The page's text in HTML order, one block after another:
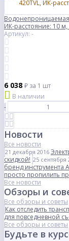
Водонепроницаемая
ИК-расстояние: 10
Артикул: -
6 038 ₽ за 1 шт
В наличии
-
Новости
Все новости
21 декабря 2016
скидкой! 25 сентября
бренд инструмента
просто пропилить
Все новости
Обзоры и
Все обзоры и советы
Как отследить
для повседневной
Все обзоры и советы
Будьте в